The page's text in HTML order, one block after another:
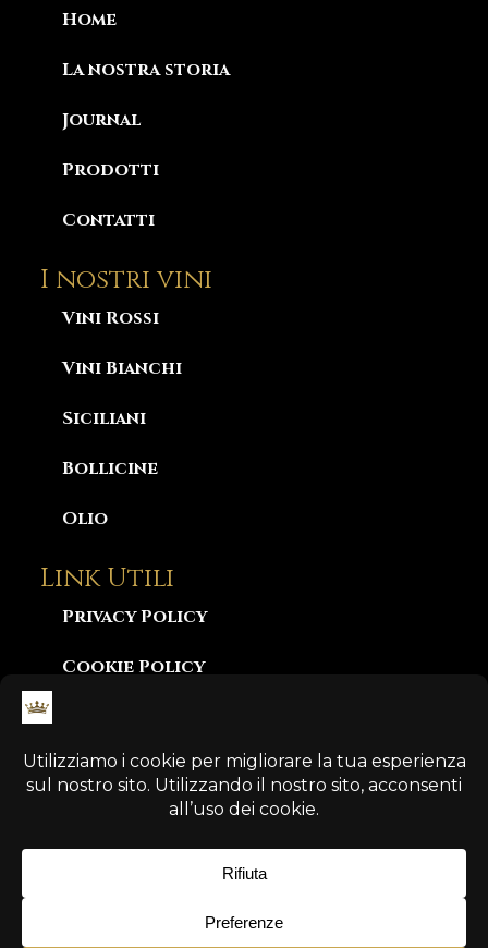
Home
La nostra storia
Journal
Prodotti
Contatti
I nostri vini
Vini Rossi
Vini Bianchi
Siciliani
Bollicine
Olio
Link Utili
Privacy Policy
Cookie Policy
Diritto di Recesso
Pagamento Sicuro
© 2026 Domina Winery
-